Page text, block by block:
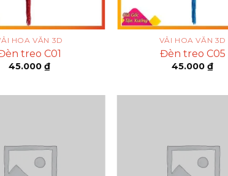
HOA VĂN 3D
treo C01
45.000₫
VẢI HOA VĂN 3D
Đèn treo C05
45.000₫